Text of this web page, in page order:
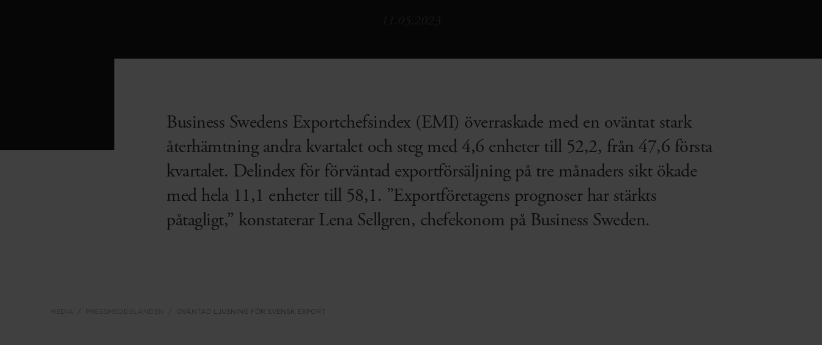
Business Swedens Exportchefsindex (EMI) överraskade med en oväntat stark
återhämtning andra kvartalet och steg med 4,6 enheter till 52,2, från 47,6 första
kvartalet. Delindex för förväntad exportförsäljning på tre månaders sikt ökade
med hela 11,1 enheter till 58,1. ”Exportföretagens prognoser har stärkts
påtagligt,” konstaterar Lena Sellgren, chefekonom på Business Sweden.
OVÄNTAD LJUSNING FÖR SVENSK EXPORT